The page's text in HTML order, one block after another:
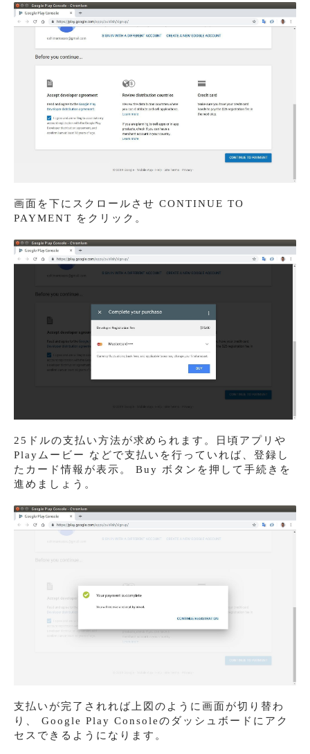
画面を下にスクロールさせ CONTINUE TO
PAYMENT をクリック。
25ドルの支払い方法が求められます。日頃アプリや
Playムービー などで支払いを行っていれば、登録し
たカード情報が表示。 Buy ボタンを押して手続きを
進めましょう。
支払いが完了されれば上図のように画面が切り替わ
り、 Google Play Consoleのダッシュボードにアク
セスできるようになります。